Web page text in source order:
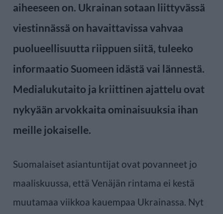
aiheeseen on. Ukrainan sotaan liittyvässä
viestinnässä on havaittavissa vahvaa
puolueellisuutta riippuen siitä, tuleeko
informaatio Suomeen idästä vai lännestä.
Medialukutaito ja kriittinen ajattelu ovat
nykyään arvokkaita ominaisuuksia ihan
meille jokaiselle.
Suomalaiset asiantuntijat ovat povanneet jo
maaliskuussa, että Venäjän rintama ei kestä
muutamaa viikkoa kauempaa Ukrainassa. Nyt